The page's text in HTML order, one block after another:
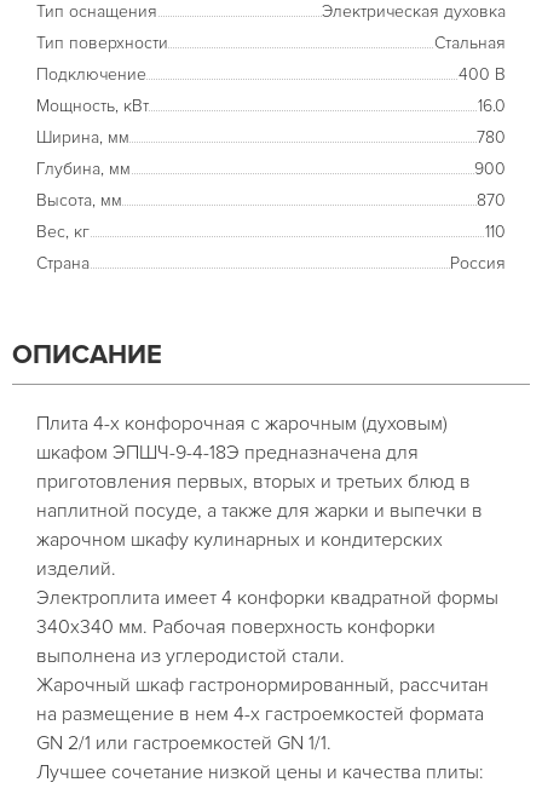
Тип оснащения
Электрическая духовка
Тип поверхности
Стальная
Подключение
400 В
Мощность, кВт
16.0
Ширина, мм
780
Глубина, мм
900
Высота, мм
870
Вес, кг
110
Страна
Россия
ОПИСАНИЕ
Плита 4-х конфорочная с жарочным (духовым)
шкафом ЭПШЧ-9-4-18Э предназначена для
приготовления первых, вторых и третьих блюд в
наплитной посуде, а также для жарки и выпечки в
жарочном шкафу кулинарных и кондитерских
изделий.
Электроплита имеет 4 конфорки квадратной формы
340х340 мм. Рабочая поверхность конфорки
выполнена из углеродистой стали.
Жарочный шкаф гастронормированный, рассчитан
на размещение в нем 4-х гастроемкостей формата
GN 2/1 или гастроемкостей GN 1/1.
Лучшее сочетание низкой цены и качества плиты: